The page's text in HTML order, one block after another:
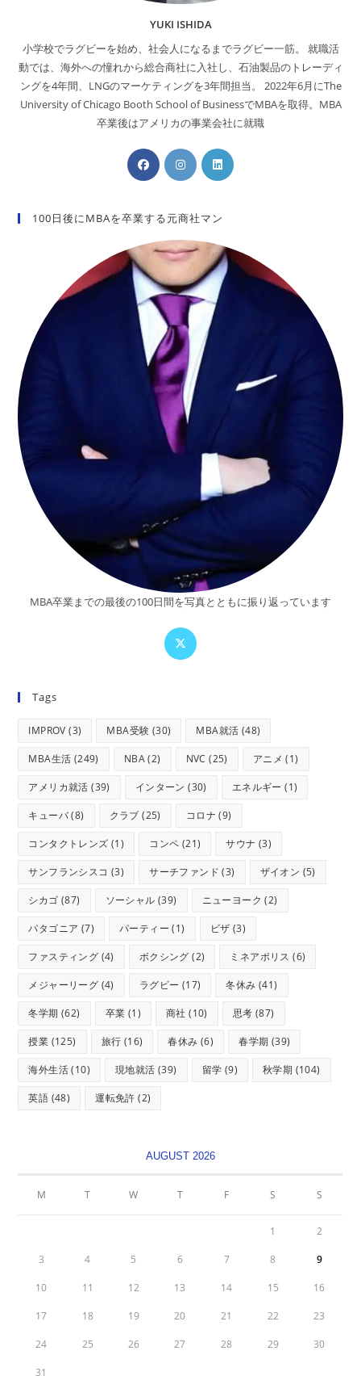
YUKI ISHIDA
小学校でラグビーを始め、社会人になるまでラグビー一筋。 就職活
動では、海外への憧れから総合商社に入社し、石油製品のトレーディ
ングを4年間、LNGのマーケティングを3年間担当。 2022年6月にThe
University of Chicago Booth School of BusinessでMBAを取得。MBA
卒業後はアメリカの事業会社に就職
100日後にMBAを卒業する元商社マン
MBA卒業までの最後の100日間を写真とともに振り返っています
Tags
IMPROV (3) MBA受験 (30) MBA就活 (48)
MBA生活 (249) NBA(2) NVC (25) アニメ (1)
アメリカ就活 (39) インターン (30) エネルギー (1)
キューバ(8) クラブ (25) コロナ (9)
コンタクトレンズ (1) コンペ (21) サウナ (3)
サンフランシスコ (3) サーチファンド (3) ザイオン (5)
シカゴ (87) ソーシャル (39) ニューヨーク (2)
パタゴニア (7) パーティー (1) ビザ (3)
ファスティング (4) ボクシング (2) ミネアポリス (6)
メジャーリーグ (4) ラグビー (17) 冬休み (41)
冬学期 (62) 卒業 (1) 商社 (10) 思考 (87)
授業 (125) 旅行 (16) 春休み (6) 春学期 (39)
海外生活(10) 現地就活 (39) 留学 (9) 秋学期 (104)
英語 (48) 運転免許 (2)
AUGUST 2026
M T W T F S S
1 2
3 4 5 6 7 8 9
10 11 12 13 14 15 16
17 18 19 20 21 22 23
24 25 26 27 28 29 30
31